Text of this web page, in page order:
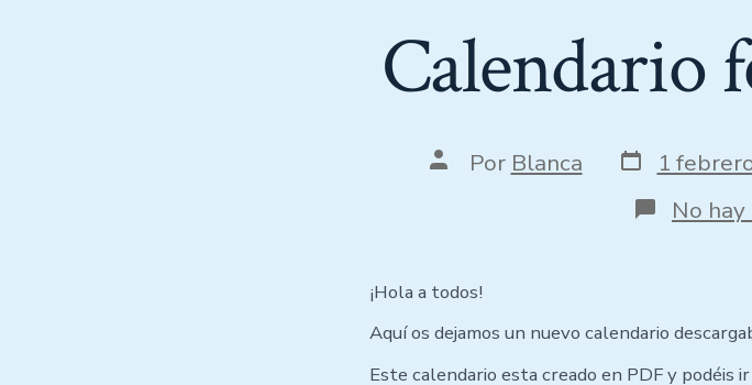
Calendario
Por Blanca 1
No
¡Hola a todos!
Aquí os dejamos un nuevo calendario
Este calendario esta creado en PDF y podéis